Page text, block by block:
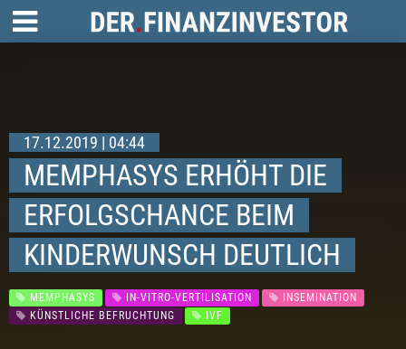
17.12.2019 | 04:44
MEMPHASYS ERHÖHT DIE
ERFOLGSCHANCE BEIM
KINDERWUNSCH DEUTLICH
MEMPHASYS IN-VITRO-VERTILISATION
INSEMINATION
KÜNSTLICHE BEFRUCHTUNG
IVF